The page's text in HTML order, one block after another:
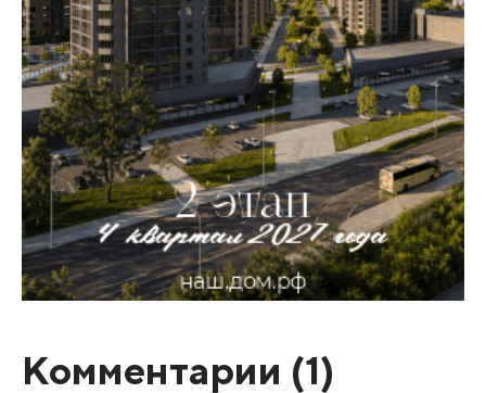
Комментарии (1)